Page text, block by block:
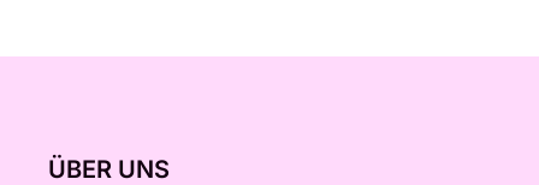
ÜBER UNS